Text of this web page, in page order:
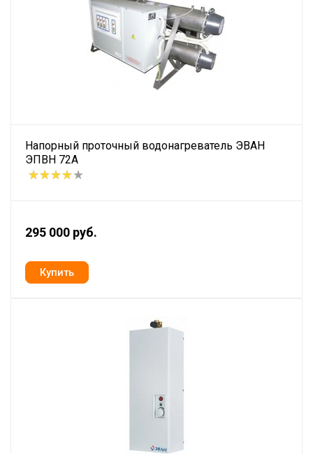
Напорный проточный водонагреватель ЭВАН
ЭПВН 72А
295 000 руб.